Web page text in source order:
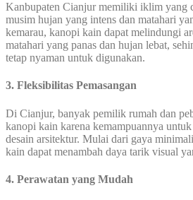
Kanbupaten Cianjur memiliki iklim yang
musim hujan yang intens dan matahari
kemarau, kanopi kain dapat melindungi
matahari yang panas dan hujan lebat,
tetap nyaman untuk digunakan.
3. Fleksibilitas Pemasangan
Di Cianjur, banyak pemilik rumah dan
kanopi kain karena kemampuannya
desain arsitektur. Mulai dari gaya
kain dapat menambah daya tarik visual
4. Perawatan yang Mudah